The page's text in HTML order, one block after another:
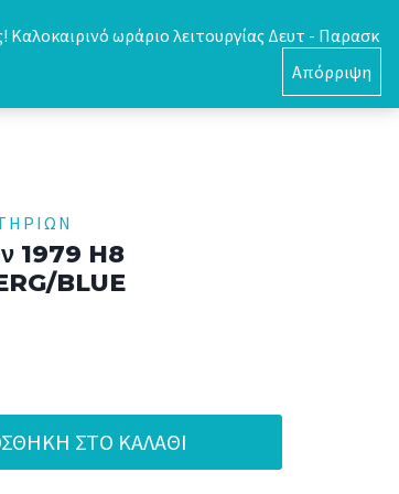
ωράριο λειτουργίας Δευτ - Παρασκ
Απόρριψη
0
1979 H8
BLUE
ΣΤΟ ΚΑΛΆΘΙ